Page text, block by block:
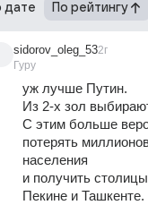
дате По рейтингу
sidorov_oleg_53
Гуру
2г
уж лучше Путин.
Из 2-х зол
С этим больше
потерять
населения
и получить
Пекине и Ташкенте.